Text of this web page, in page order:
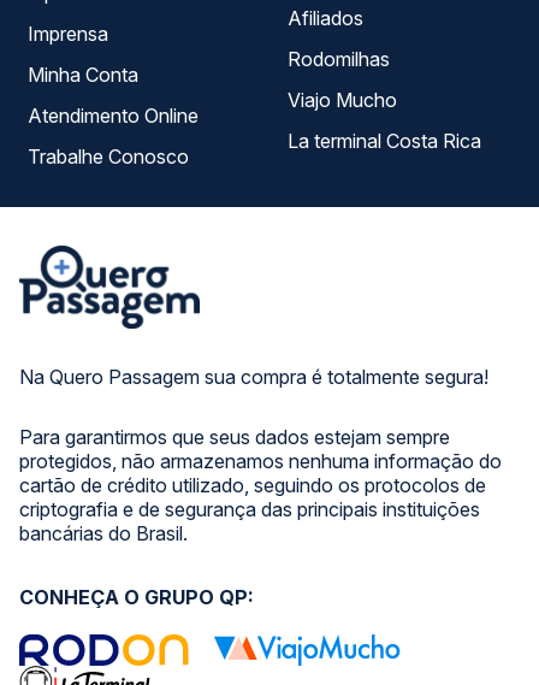
Na Quero Passagem sua compra é totalmente segura!
Para garantirmos que seus dados estejam sempre
protegidos, não armazenamos nenhuma informação do
cartão de crédito utilizado, seguindo os protocolos de
criptografia e de segurança das principais instituições
bancárias do Brasil.
Imprensa
Minha Conta
Atendimento Online
Trabalhe Conosco
Afiliados
Rodomilhas
Viajo Mucho
La terminal Costa Rica
CONHEÇA O GRUPO QP: